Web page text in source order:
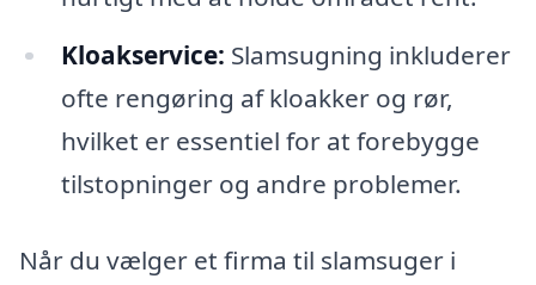
Kloakservice: Slamsugning inkluderer
ofte rengøring af kloakker og rør,
hvilket er essentiel for at forebygge
tilstopninger og andre problemer.
Når du vælger et firma til slamsuger i